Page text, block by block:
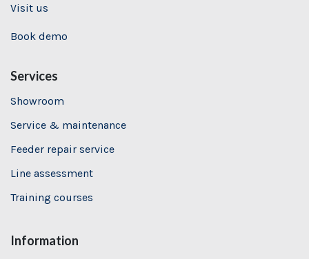
Visit us
Book demo
Services
Showroom
Service & maintenance
Feeder repair service
Line assessment
Training courses
Information